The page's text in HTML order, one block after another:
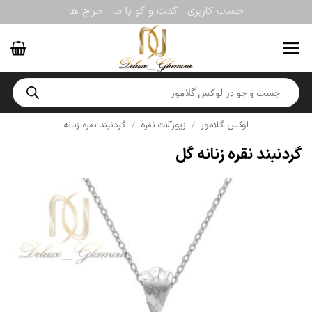
to
content
حساب کاربری گفت و گو با ما حراج ها
Products
search
لوکس گلامور / زیورآلات نقره / گردنبند نقره زنانه
گردنبند نقره زنانه گل